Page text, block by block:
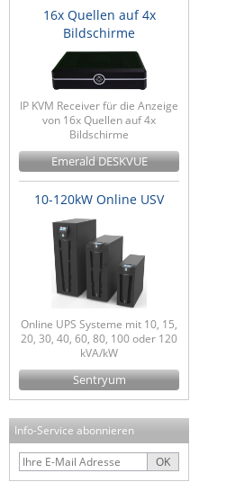
16x Quellen auf 4x
Bildschirme
IP KVM Receiver für die Anzeige
von 16x Quellen auf 4x
Bildschirme
Emerald DESKVUE
10-120kW Online USV
Online UPS Systeme mit 10, 15,
20, 30, 40, 60, 80, 100 oder 120
kVA/kW
Sentryum
Info-Service abonnieren
OK